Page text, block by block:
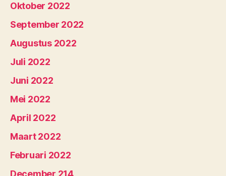
Oktober 2022
September 2022
Augustus 2022
Juli 2022
Juni 2022
Mei 2022
April 2022
Maart 2022
Februari 2022
December 214